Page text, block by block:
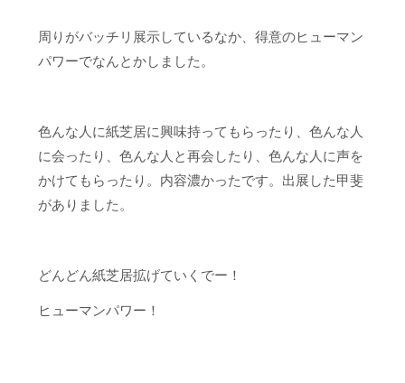
周りがバッチリ展示しているなか、得意のヒューマン
パワーでなんとかしました。
色んな人に紙芝居に興味持ってもらったり、色んな人
に会ったり、色んな人と再会したり、色んな人に声を
かけてもらったり。内容濃かったです。出展した甲斐
がありました。
どんどん紙芝居拡げていくでー！
ヒューマンパワー！